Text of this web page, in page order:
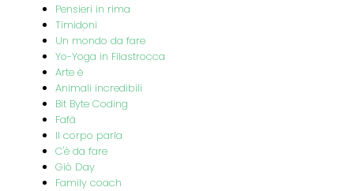
Pensieri in rima
Timidoni
Un mondo da fare
Yo-Yoga in Filastrocca
Arte è
Animali incredibili
Bit Byte Coding
Fafà
Il corpo parla
C'è da fare
Giò Day
Family coach